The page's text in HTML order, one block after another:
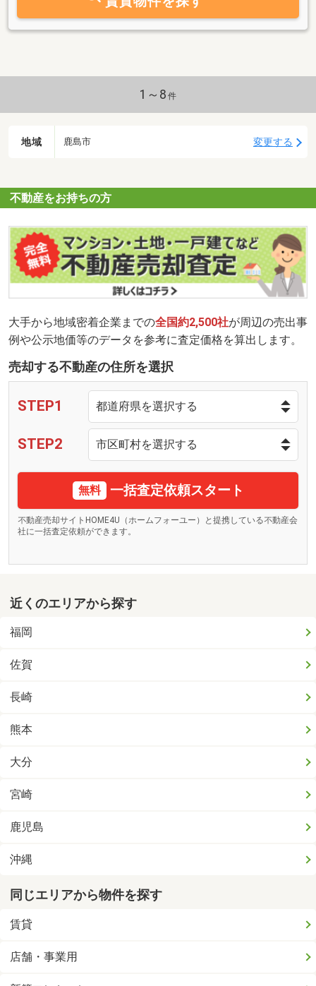
1～8 件
地域 鹿島市 変更する
不動産をお持ちの方
大手から地域密着企業までの全国約2,500社が周辺の売出事
例や公示地価等のデータを参考に査定価格を算出します。
売却する不動産の住所を選択
STEP1
STEP2
無料 一括査定依頼スタート
不動産売却サイトHOME4U（ホームフォーユー）と提携している不動産会
社に一括査定依頼ができます。
近くのエリアから探す
福岡
佐賀
長崎
熊本
大分
宮崎
鹿児島
沖縄
同じエリアから物件を探す
賃貸
店舗・事業用